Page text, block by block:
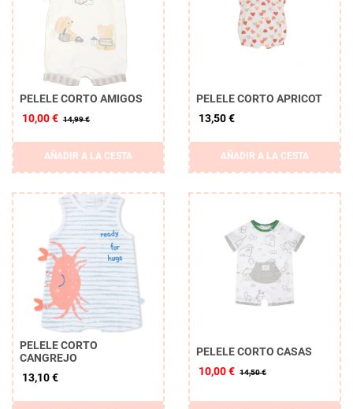
APLICAR
PELELE CORTO AMIGOS
10,00 € 14,99 €
AÑADIR A LA CESTA
PELELE CORTO APRICOT
13,50 €
AÑADIR A LA CESTA
PELELE CORTO
CANGREJO
13,10 €
PELELE CORTO CASAS
10,00 € 14,50 €